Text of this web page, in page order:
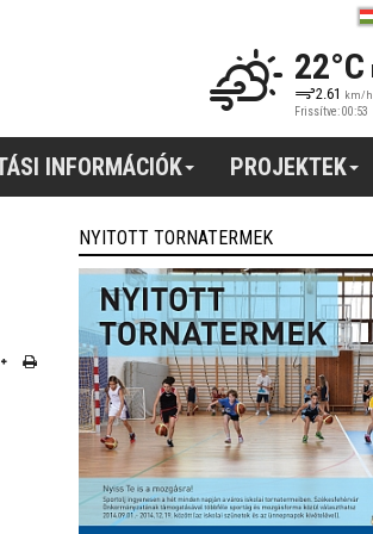
22°C
2.61 km/h
Frissítve: 00:53
INFORMÁCIÓK PROJEKTEK
NYITOTT TORNATERMEK